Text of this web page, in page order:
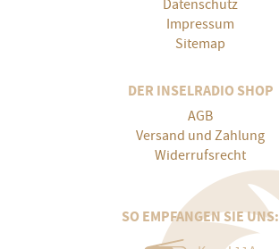
Datenschutz
Impressum
Sitemap
DER INSELRADIO SHOP
AGB
Versand und Zahlung
Widerrufsrecht
SO EMPFANGEN SIE UNS: